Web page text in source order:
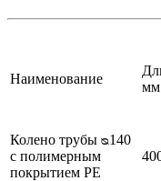
Наименование
мм
Колено трубы ᴓ140
с полимерным
покрытием PE